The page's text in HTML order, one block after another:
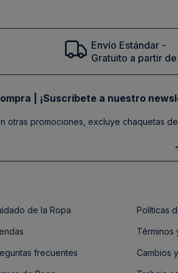
Envío Estándar -
Gratuito a partir
| ¡Suscribete a nuestro
otras promociones, excluye chaquetas
de la Ropa
frecuentes
Políticas
Términos
Cambios